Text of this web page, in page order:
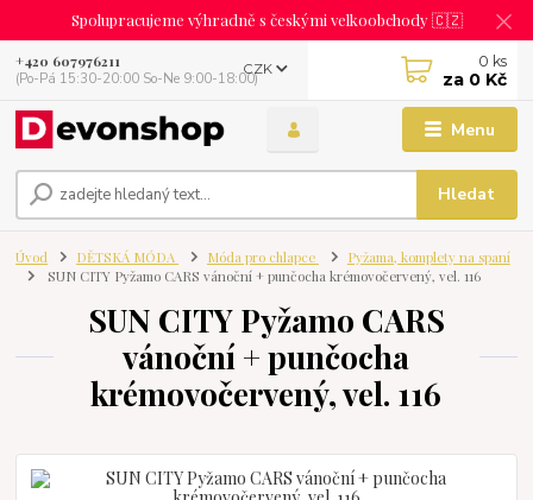
Spolupracujeme výhradně s českými velkoobchody 🇨🇿
Menu
CZK
Hledat
+420 607976211
(Po-Pá 15:30-20:00 So-Ne 9:00-18:00)
0 ks
za 0 Kč
Úvod DĚTSKÁ MÓDA Móda pro chlapce
Pyžama, komplety na spaní
SUN CITY Pyžamo CARS vánoční + punčocha krémovočervený, vel. 116
SUN CITY Pyžamo CARS
vánoční + punčocha
krémovočervený, vel. 116